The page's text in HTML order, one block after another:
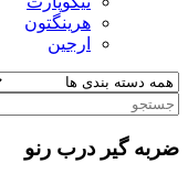
هرینگتون
ارجین
ضربه گیر درب رنو